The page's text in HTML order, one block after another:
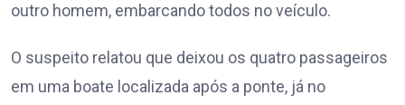
outro homem, embarcando todos no veículo.
O suspeito relatou que deixou os quatro passageiros
em uma boate localizada após a ponte, já no